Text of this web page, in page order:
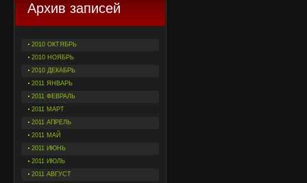
Архив записей
2010 ОКТЯБРЬ
2010 НОЯБРЬ
2010 ДЕКАБРЬ
2011 ЯНВАРЬ
2011 ФЕВРАЛЬ
2011 МАРТ
2011 АПРЕЛЬ
2011 МАЙ
2011 ИЮНЬ
2011 ИЮЛЬ
2011 АВГУСТ